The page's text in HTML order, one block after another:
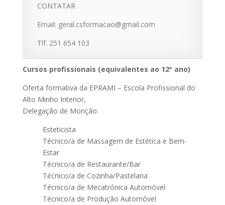
CONTATAR
Email: geral.csformacao@gmail.com
Tlf. 251 654 103
Cursos profissionais (equivalentes ao 12º ano)
Oferta formativa da EPRAMI – Escola Profissional do
Alto Minho Interior,
Delegação de Monção:
Esteticista
Técnico/a de Massagem de Estética e Bem-
Estar
Técnico/a de Restaurante/Bar
Técnico/a de Cozinha/Pastelaria
Técnico/a de Mecatrónica Automóvel
Técnico/a de Produção Automóvel